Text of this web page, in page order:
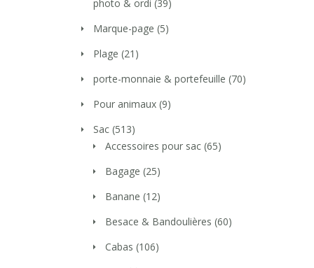
photo & ordi (39)
Marque-page (5)
Plage (21)
porte-monnaie & portefeuille (70)
Pour animaux (9)
Sac (513)
Accessoires pour sac (65)
Bagage (25)
Banane (12)
Besace & Bandoulières (60)
Cabas (106)